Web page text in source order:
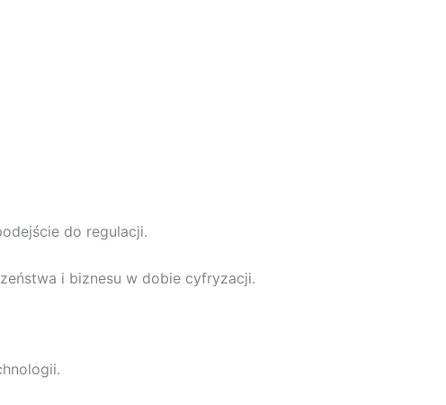
do regulacji.
i biznesu w dobie cyfryzacji.